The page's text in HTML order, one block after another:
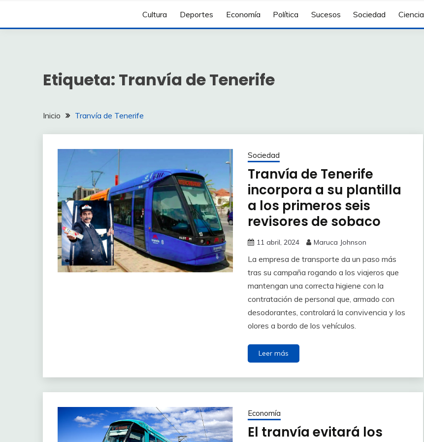
Cultura Deportes Economía Política Sucesos Sociedad Ciencia
Etiqueta: Tranvía de Tenerife
Inicio Tranvía de Tenerife
Sociedad
Tranvía de Tenerife
incorpora a su plantilla
a los primeros seis
revisores de sobaco
11 abril, 2024 Maruca Johnson
La empresa de transporte da un paso más
tras su campaña rogando a los viajeros que
mantengan una correcta higiene con la
contratación de personal que, armado con
desodorantes, controlará la convivencia y los
olores a bordo de los vehículos.
Leer más
Economía
El tranvía evitará los